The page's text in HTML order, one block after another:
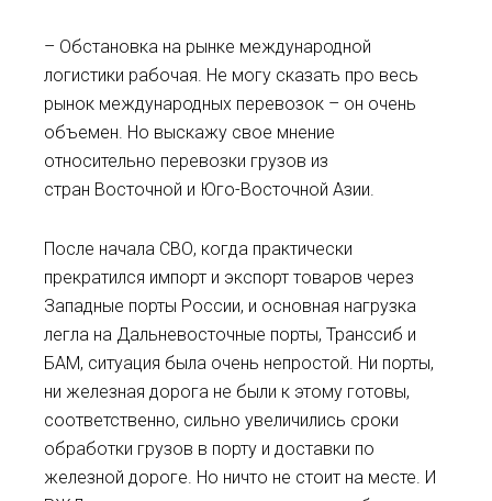
– Обстановка на рынке международной
логистики рабочая. Не могу сказать про весь
рынок международных перевозок – он очень
объемен. Но выскажу свое мнение
относительно перевозки грузов из
стран Восточной и Юго-Восточной Азии.
После начала СВО, когда практически
прекратился импорт и экспорт товаров через
Западные порты России, и основная нагрузка
легла на Дальневосточные порты, Транссиб и
БАМ, ситуация была очень непростой. Ни порты,
ни железная дорога не были к этому готовы,
соответственно, сильно увеличились сроки
обработки грузов в порту и доставки по
железной дороге. Но ничто не стоит на месте. И